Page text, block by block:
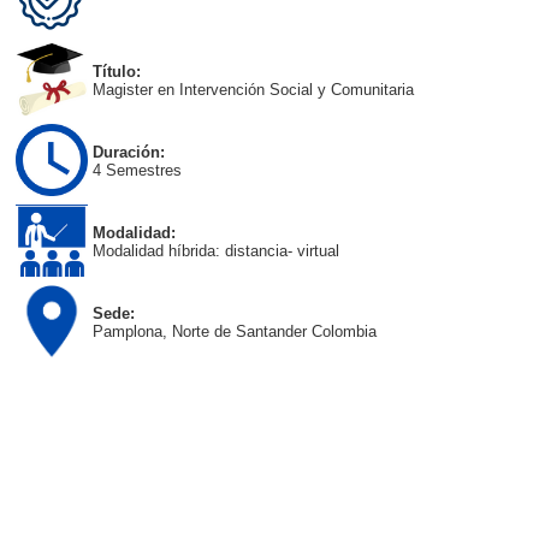
Título:
Magister en Intervención Social y Comunitaria
Duración:
4 Semestres
Modalidad:
Modalidad híbrida: distancia- virtual
Sede:
Pamplona, Norte de Santander Colombia